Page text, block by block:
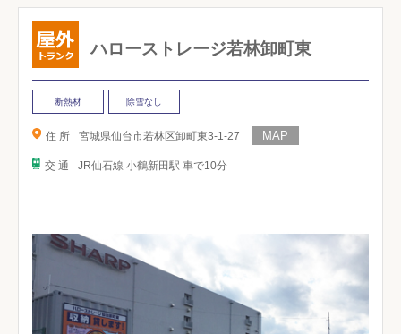
ハローストレージ若林卸町東
断熱材 除雪なし
住 所 宮城県仙台市若林区卸町東3-1-27
交 通 JR仙石線 小鶴新田駅 車で10分